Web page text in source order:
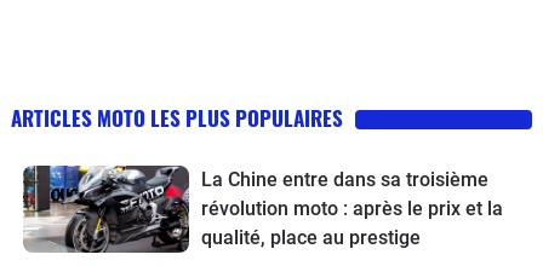
ARTICLES MOTO LES PLUS POPULAIRES
La Chine entre dans sa troisième
révolution moto : après le prix et la
qualité, place au prestige